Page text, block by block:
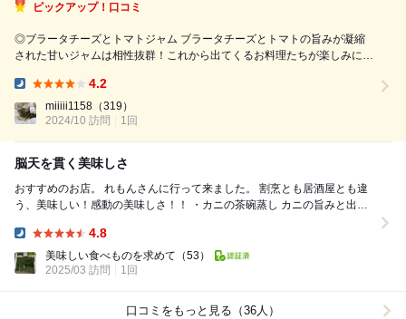
ピックアップ！口コミ
◎ブラータチーズとトマトジャム ブラータチーズとトマトの旨みが凝縮
された甘いジャムは相性抜群！これから出てくるお料理たちが楽しみにな
肉に昆布の旨みが合わさって最高！ おまけにカラスミまでかかっちゃっ
てるもんだから美味しく...
4.2
miiiii1158 （319）
2024/10 訪問
1回
脳天を貫く美味しさ
おすすめのお店。 れもんさんに行って来ました。 割烹とも居酒屋とも違
う、美味しい！感動の美味しさ！！ ・カニの茶碗蒸し カニの旨みと出汁
4.8
美味しい食べものを求めて （53）
2025/03 訪問
1回
口コミをもっと見る（36人）